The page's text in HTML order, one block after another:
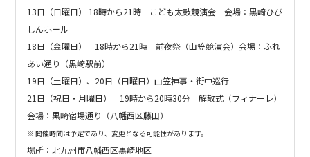
13日（日曜日） 18時から21時 こども太鼓競演会 会場：黒崎ひび
しんホール
18日（金曜日） 18時から21時 前夜祭（山笠競演会）会場：ふれ
あい通り（黒崎駅前）
19日（土曜日）、20日（日曜日）山笠神事・街中巡行
21日（祝日・月曜日） 19時から20時30分解散式（フィナーレ）
会場：黒崎宿場通り（八幡西区藤田）
※ 開催時間は予定であり、変更となる可能性があります。
場所：北九州市八幡西区黒崎地区